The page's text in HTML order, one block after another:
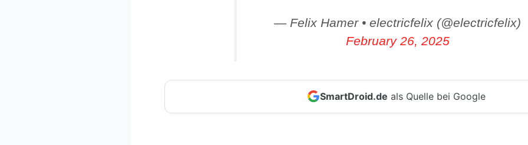
— Felix Hamer • electricfelix (@electricfelix)
February 26, 2025
SmartDroid.de als Quelle bei Google